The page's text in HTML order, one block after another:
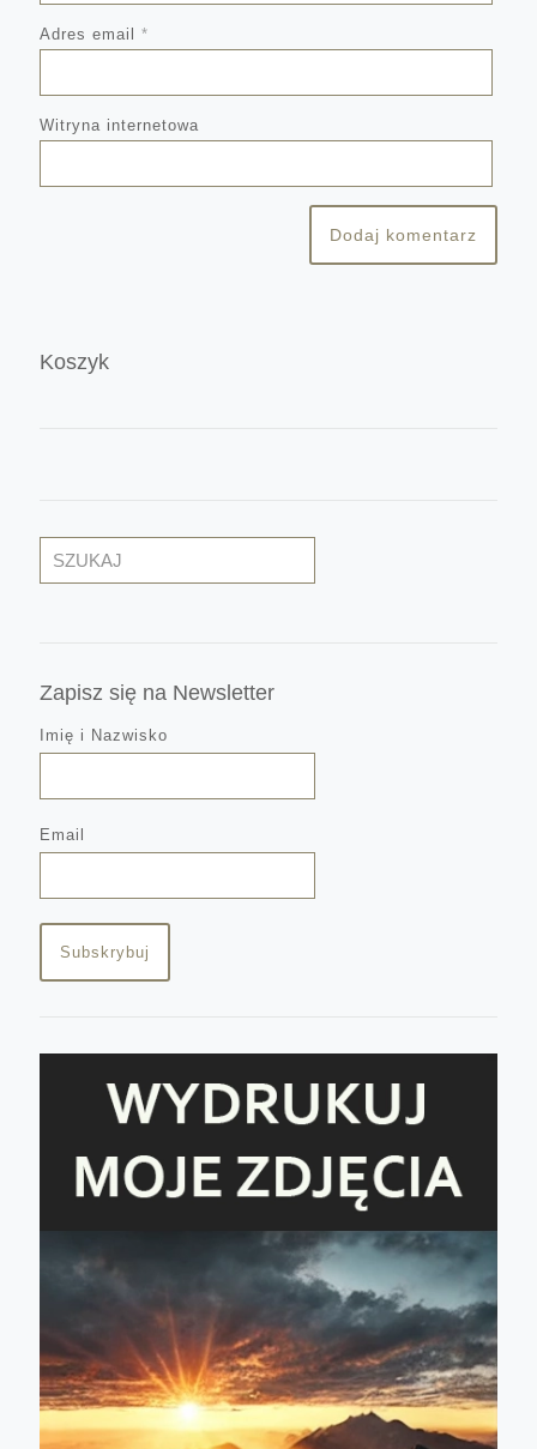
Adres email *
Witryna internetowa
Koszyk
Szukaj
Zapisz się na Newsletter
Imię i Nazwisko
Email